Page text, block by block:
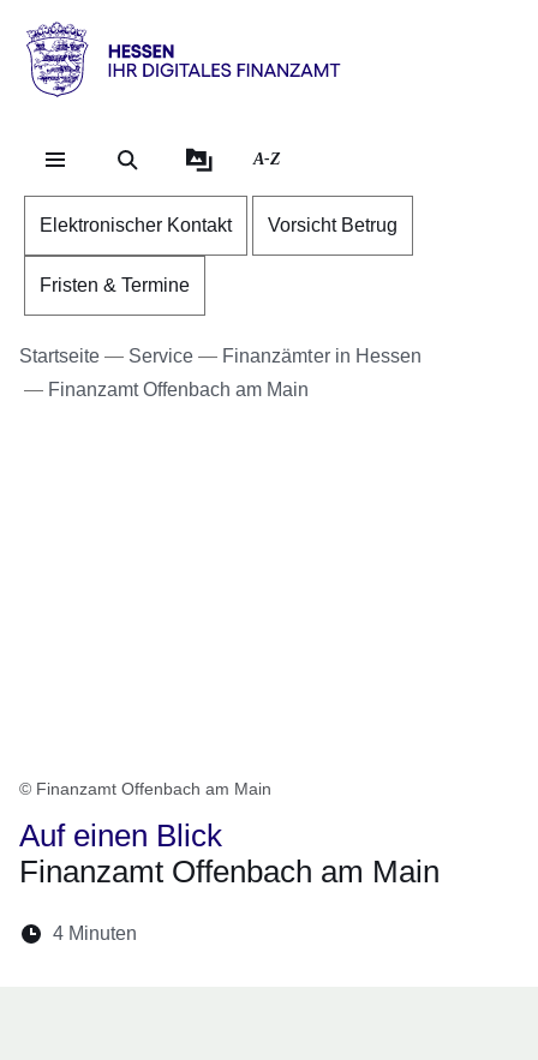
Direkt zum Kopf der
Direkt zum Inhalt
Direkt zum Fuß der
Hessen
Ihr
Finanzamt
A-Z
Elektronischer Kontakt Vorsicht Betrug
Fristen & Termine
Startseite Service
Finanzämter in Hessen
Finanzamt Offenbach am Main
© Finanzamt Offenbach am Main
Auf einen Blick
Finanzamt Offenbach am Main
Lesedauer:
4 Minuten